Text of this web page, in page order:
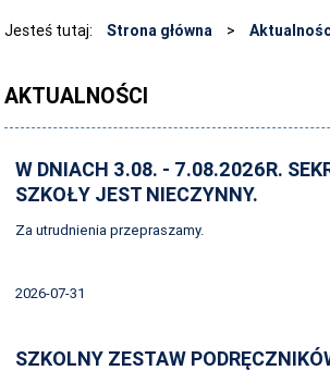
STOŁÓWKA SZKOLNA
BIBLIOTEKA
SSIRO
RODO
Jesteś tutaj: Strona główna >
AKTUALNOŚCI
W DNIACH 3.08. - 7.08.2026R.
SZKOŁY JEST NIECZYNNY.
Za utrudnienia przepraszamy.
2026-07-31
SZKOLNY ZESTAW